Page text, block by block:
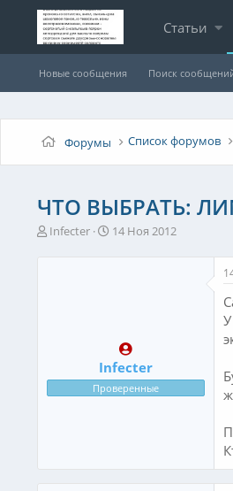
Статьи
Новые сообщения Поиск
Форумы Список форумов
ЧТО ВЫБРАТЬ:
А
т
Infecter
Д
т
а
14 Ноя 2012
Infecter
Проверенные